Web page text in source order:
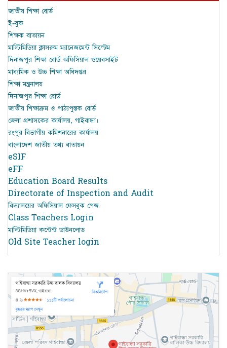
জাতীয় শিক্ষা বোর্ড
ই-বুক
শিক্ষক বাতায়ন
মাল্টিমিডিয়া ক্লাসরুম ম্যানেজমেন্ট সিস্টেম
দিনাজপুর শিক্ষা বোর্ড অফিসিয়াল ওয়েবসাইট
মাধ্যমিক ও উচ্চ শিক্ষা অধিদপ্তর
শিক্ষা মন্ত্রনালয়
দিনাজপুর শিক্ষা বোর্ড
জাতীয় শিক্ষাক্রম ও পাঠ্যপুস্তক বোর্ড
জেলা প্রশাসকের কার্যালয়, গাইবান্ধা।
রংপুর বিভাগীয় কমিশনারের কার্যালয়
বাংলাদেশ জাতীয় তথ্য বাতায়ন
eSIF
eFF
Education Board Results
Directorate of Inspection and Audit
বিদ্যালয়ের অফিসিয়াল ফেসবুক পেজ
Class Teachers Login
মাল্টিমিডিয়া কন্টেন্ট ডাউনলোড
Old Site Teacher login